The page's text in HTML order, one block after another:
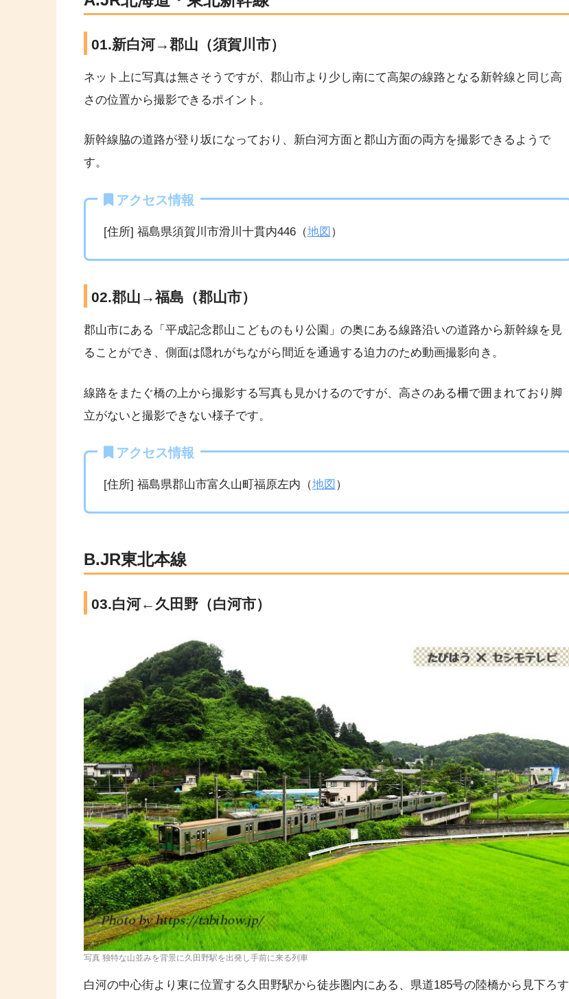
01.新白河→郡山（須賀川市）
ネット上に写真は無さそうですが、郡山市より少し南にて高架の線路となる新幹線と同じ高
さの位置から撮影できるポイント。
新幹線脇の道路が登り坂になっており、新白河方面と郡山方面の両方を撮影できるようで
す。
アクセス情報
[住所] 福島県須賀川市滑川十貫内446（地図 ）
02.郡山→福島（郡山市）
郡山市にある「平成記念郡山こどものもり公園」の奥にある線路沿いの道路から新幹線を見
ることができ、側面は隠れがちながら間近を通過する迫力のため動画撮影向き。
線路をまたぐ橋の上から撮影する写真も見かけるのですが、高さのある柵で囲まれており脚
立がないと撮影できない様子です。
アクセス情報
[住所] 福島県郡山市富久山町福原左内（地図 ）
B.JR東北本線
03.白河←久田野（白河市）
写真 独特な山並みを背景に久田野駅を出発し手前に来る列車
白河の中心街より東に位置する久田野駅から徒歩圏内にある、県道185号の陸橋から見下ろす